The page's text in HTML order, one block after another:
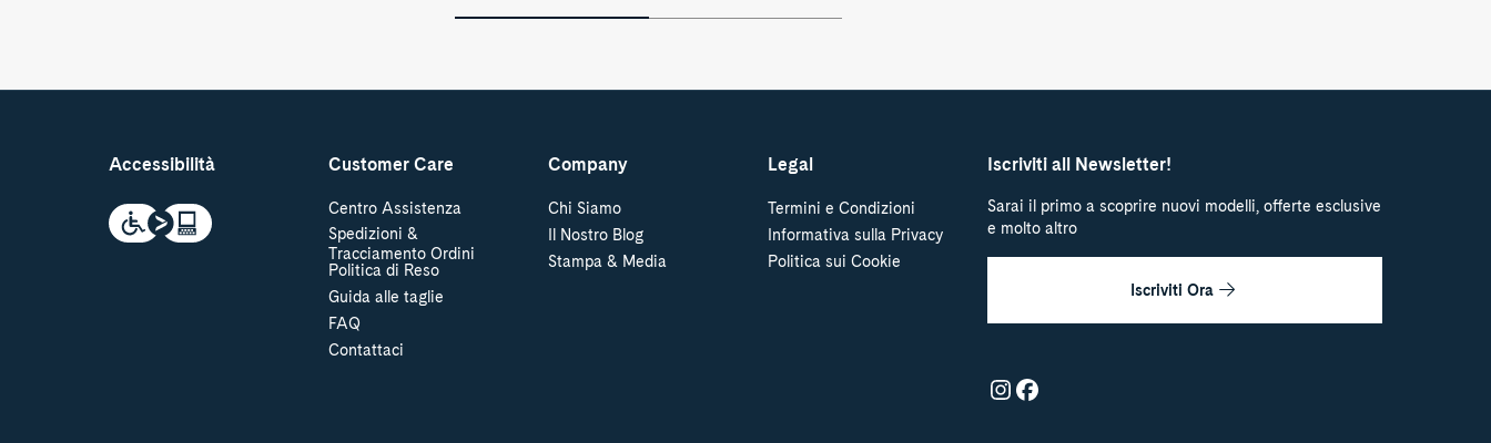
Accessibilità Customer Care
Centro Assistenza
Spedizioni &
Tracciamento Ordini
Politica di Reso
Guida alle taglie
FAQ
Contattaci
Company
Chi Siamo
Il Nostro Blog
Stampa & Media
Legal
Termini e Condizioni
Informativa sulla Privacy
Politica sui Cookie
Iscriviti all Newsletter!
Sarai il primo a scoprire nuovi modelli, offerte esclusive
e molto altro
Iscriviti Ora